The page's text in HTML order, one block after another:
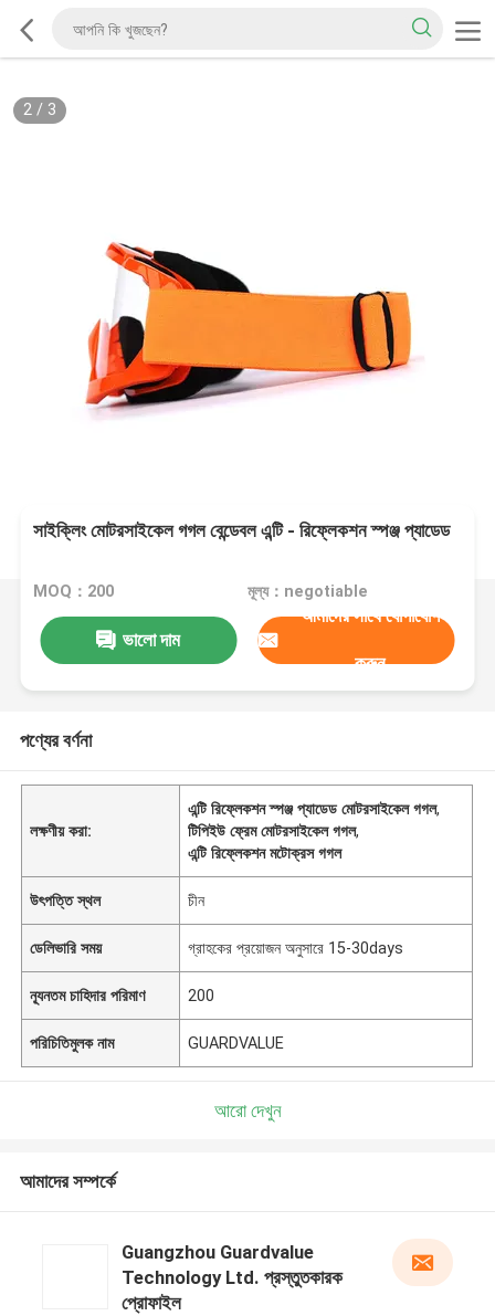
2/ 3
সাইক্লিং মোটরসাইকেল গগল বেন্ডেবল এন্টি - রিফ্লেকশন স্পঞ্জ প্যাডেড
MOQ：200 মূল্য：negotiable
ভালো দাম
আমাদের সাথে যোগাযোগ
করুন
পণ্যের বর্ণনা
লক্ষণীয় করা:
এন্টি রিফ্লেকশন স্পঞ্জ প্যাডেড মোটরসাইকেল গগল,
টিপিইউ ফ্রেম মোটরসাইকেল গগল,
এন্টি রিফ্লেকশন মটোক্রস গগল
উৎপত্তি স্থল চীন
ডেলিভারি সময় গ্রাহকের প্রয়োজন অনুসারে 15-30days
ন্যূনতম চাহিদার পরিমাণ 200
পরিচিতিমুলক নাম GUARDVALUE
আরো দেখুন
আমাদের সম্পর্কে
Guangzhou Guardvalue
Technology Ltd. প্রস্তুতকারক
প্রোফাইল